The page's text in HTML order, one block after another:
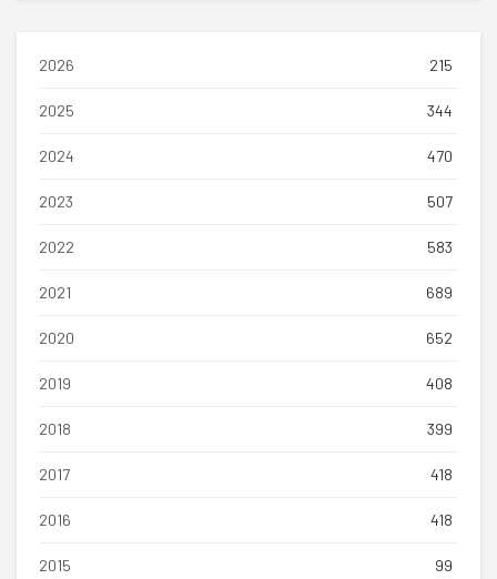
2026 215
2025 344
2024 470
2023 507
2022 583
2021 689
2020 652
2019 408
2018 399
2017 418
2016 418
2015 99